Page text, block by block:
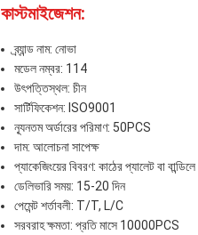
কাস্টমাইজেশন:
ব্র্যান্ড নাম: নোভা
মডেল নম্বর: 114
উৎপত্তিস্থল: চীন
সার্টিফিকেশন: ISO9001
ন্যূনতম অর্ডারের পরিমাণ: 50PCS
দাম: আলোচনা সাপেক্ষ
প্যাকেজিংয়ের বিবরণ: কাঠের প্যালেট বা বান্ডিলে
ডেলিভারি সময়: 15-20 দিন
পেমেন্ট শর্তাবলী: T/T, L/C
সরবরাহ ক্ষমতা: প্রতি মাসে 10000PCS